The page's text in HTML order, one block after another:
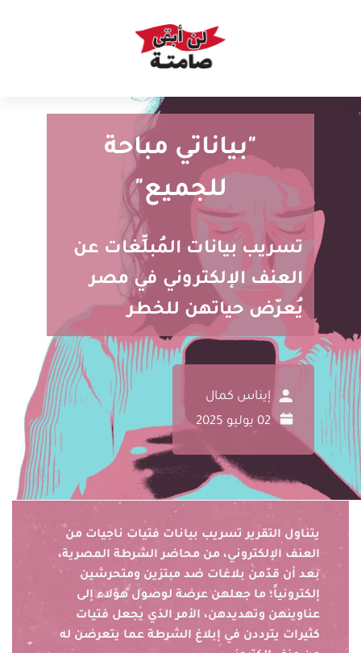
"بياناتي مباحة
للجميع"
تسريب بيانات المُبلِّغات عن
العنف الإلكتروني في مصر
يُعرّض حياتهن للخطر
إيناس كمال
02 يوليو 2025
يتناول التقرير تسريب بيانات فتيات ناجيات من
العنف الإلكتروني، من محاضر الشرطة المصرية،
بعد أن قدّمن بلاغات ضد مبتزين ومتحرشين
إلكترونياً؛ ما جعلهن عرضة لوصول هؤلاء إلى
عناوينهن وتهديدهن، الأمر الذي يجعل فتيات
كثيرات يترددن في إبلاغ الشرطة عما يتعرضن له